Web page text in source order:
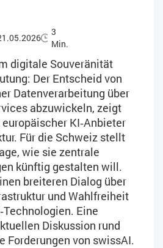
3
Min.
digitale Souveränität
Der Entscheid von
Datenverarbeitung über
abzuwickeln, zeigt
KI‑Anbieter
Für die Schweiz stellt
wie sie zentrale
künftig gestalten will.
breiteren Dialog über
und Wahlfreiheit
Eine
Diskussion rund
Forderungen von swissAI.